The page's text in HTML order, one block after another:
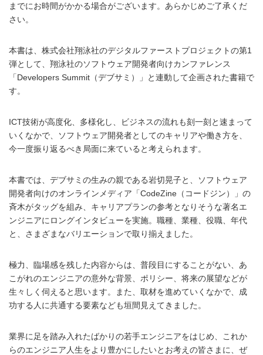
までにお時間がかかる場合がございます。あらかじめご了承くだ
さい。
本書は、株式会社翔泳社のデジタルファーストプロジェクトの第1
弾として、翔泳社のソフトウェア開発者向けカンファレンス
「Developers Summit（デブサミ）」と連動して企画された書籍で
す。
ICT技術が高度化、多様化し、ビジネスの流れも刻一刻と速まって
いくなかで、ソフトウェア開発者としてのキャリアや働き方を、
今一度振り返るべき局面に来ていると考えられます。
本書では、デブサミの生みの親である岩切晃子と、ソフトウェア
開発者向けのオンラインメディア「CodeZine（コードジン）」の
斉木がタッグを組み、キャリアプランの参考となりそうな著名エ
ンジニアにロングインタビューを実施。職種、業種、役職、年代
と、さまざまなバリエーションで取り揃えました。
極力、臨場感を残した内容からは、普段目にすることがない、あ
こがれのエンジニアの意外な背景、ポリシー、将来の展望などが
生々しく伺えると思います。また、取材を進めていくなかで、成
功する人に共通する要素なども垣間見えてきました。
業界に足を踏み入れたばかりの若手エンジニアをはじめ、これか
らのエンジニア人生をより豊かにしたいとお考えの皆さまに、ぜ